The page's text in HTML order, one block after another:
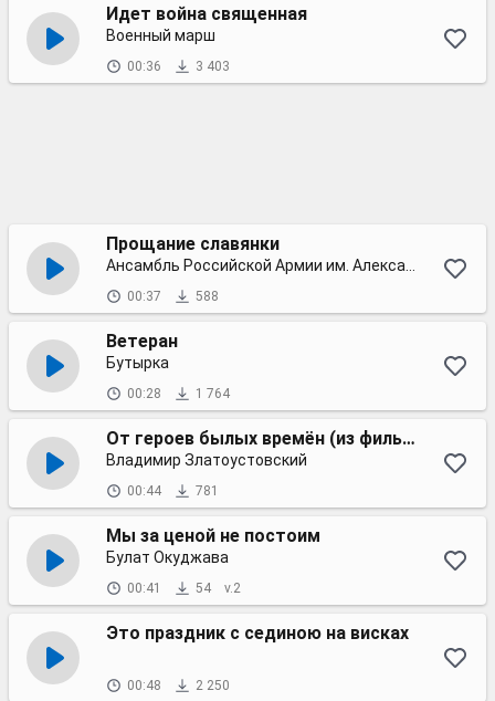
Идет война священная
Военный марш
00:36 3 403
Прощание славянки
00:37 588
Ветеран
Бутырка
00:28 1 764
От героев былых времён (из фильма Офицеры)
Владимир Златоустовский
00:44 781
Мы за ценой не постоим
Булат Окуджава
00:41 54 v.2
Это праздник с сединою на висках
00:48 2 250